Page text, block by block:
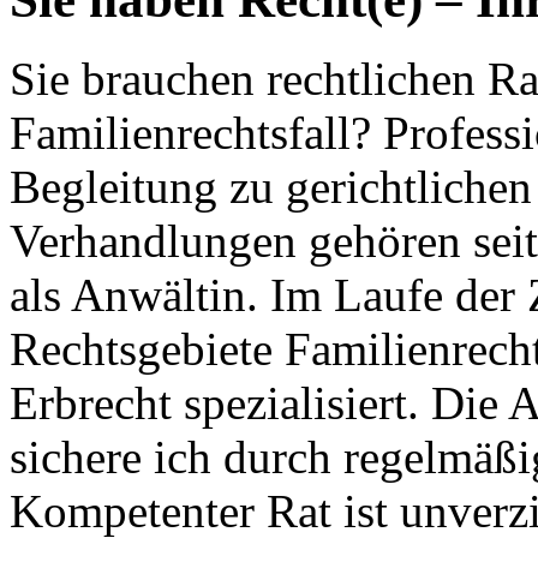
Sie brauchen rechtlichen
Familienrechtsfall?
Begleitung zu
Verhandlungen gehören
als Anwältin. Im Laufe der
Rechtsgebiete
Erbrecht spezialisiert. Die
sichere ich durch
Kompetenter Rat ist